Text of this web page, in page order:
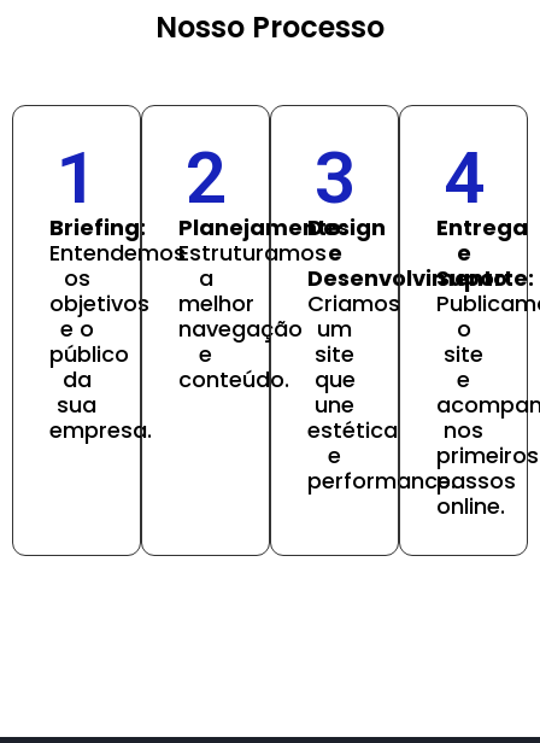
Nosso Processo
1
Briefing:
Entendemos
os
objetivos
e o
público
da
sua
empresa.
2
Planejamento:
Estruturamos
a
melhor
navegação
e
conteúdo.
3
Design
e
Desenvolvimento:
Criamos
um
site
que
une
estética
e
performance.
4
Entrega
e
Suporte:
o
site
e
nos
primeiros
passos
online.